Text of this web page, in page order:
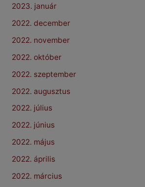
2023. január
2022. december
2022. november
2022. október
2022. szeptember
2022. augusztus
2022. július
2022. június
2022. május
2022. április
2022. március